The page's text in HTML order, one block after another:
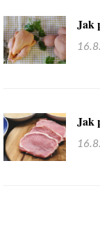
Jak
Jak